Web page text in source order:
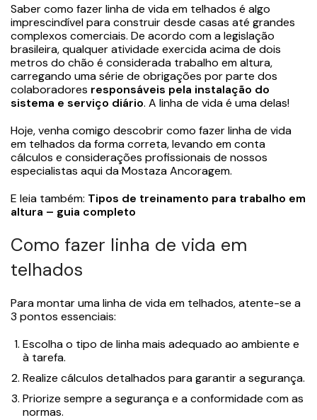
Saber como fazer linha de vida em telhados é algo
imprescindível para construir desde casas até grandes
complexos comerciais. De acordo com a legislação
brasileira, qualquer atividade exercida acima de dois
metros do chão é considerada trabalho em altura,
carregando uma série de obrigações por parte dos
colaboradores responsáveis pela instalação do
sistema e serviço diário. A linha de vida é uma delas!
Hoje, venha comigo descobrir como fazer linha de vida
em telhados da forma correta, levando em conta
cálculos e considerações profissionais de nossos
especialistas aqui da Mostaza Ancoragem.
E leia também: Tipos de treinamento para trabalho em
altura – guia completo
Como fazer linha de vida em
telhados
Para montar uma linha de vida em telhados, atente-se a
3 pontos essenciais:
Escolha o tipo de linha mais adequado ao ambiente e
à tarefa.
Realize cálculos detalhados para garantir a segurança.
Priorize sempre a segurança e a conformidade com as
normas.